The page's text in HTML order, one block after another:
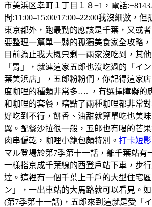
市美浜区幸町１丁目１８−1，電話
間:11:00–15:00/17:00–22:00我沒細數，
東京都外，跑最勤的應該是千葉，又或
要整理一篇單一縣的孤獨美食家全攻略
目前為止我大概只剩一兩家沒吃到，其
「胃」，就連這家五郎也沒吃過的「イ
葉美浜店」，五郎粉粉們，你記得這家
度咖哩的種類非常多…. ，有選擇障礙的
和咖哩的套餐，瞎點了兩種咖哩都非常
好吃到不行，餅香、油甜就算單吃也美
翼。配餐沙拉很一般，五郎也有喝的芒
肉串偏乾，咖哩小籠包頗特別。 打卡短影
マル登場於第7季第十一話，離千葉站有
一樣搭京成千葉線的西登戶站下車，步
達。這裡有一個千葉上千戶的大型住宅
ン」，一出車站的大馬路就可以看見。
(第7季第十一話)，五郎來到這就是受「